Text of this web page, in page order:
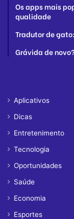
Os apps mais
qualidade
Tradutor de
Grávida de
Aplicativos
Dicas
Entretenimento
Tecnologia
Oportunidades
Saúde
Economia
Esportes